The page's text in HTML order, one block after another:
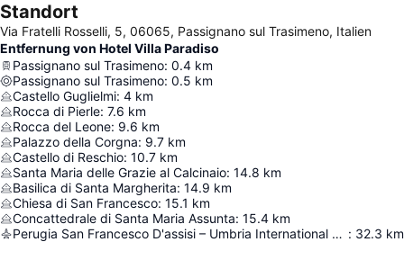
Standort
Via Fratelli Rosselli, 5, 06065, Passignano sul Trasimeno, Italien
Entfernung von Hotel Villa Paradiso
Passignano sul Trasimeno: 0.4 km
Passignano sul Trasimeno: 0.5 km
Castello Guglielmi: 4 km
Rocca di Pierle: 7.6 km
Rocca del Leone: 9.6 km
Palazzo della Corgna: 9.7 km
Castello di Reschio: 10.7 km
Santa Maria delle Grazie al Calcinaio: 14.8 km
Basilica di Santa Margherita: 14.9 km
Chiesa di San Francesco: 15.1 km
Concattedrale di Santa Maria Assunta: 15.4 km
Perugia San Francesco D'assisi – Umbria International Airport : 32.3 km